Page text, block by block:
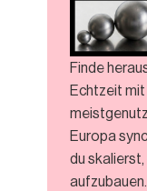
Finde
Echtzeit mit
Europa
du
aufzubauen.